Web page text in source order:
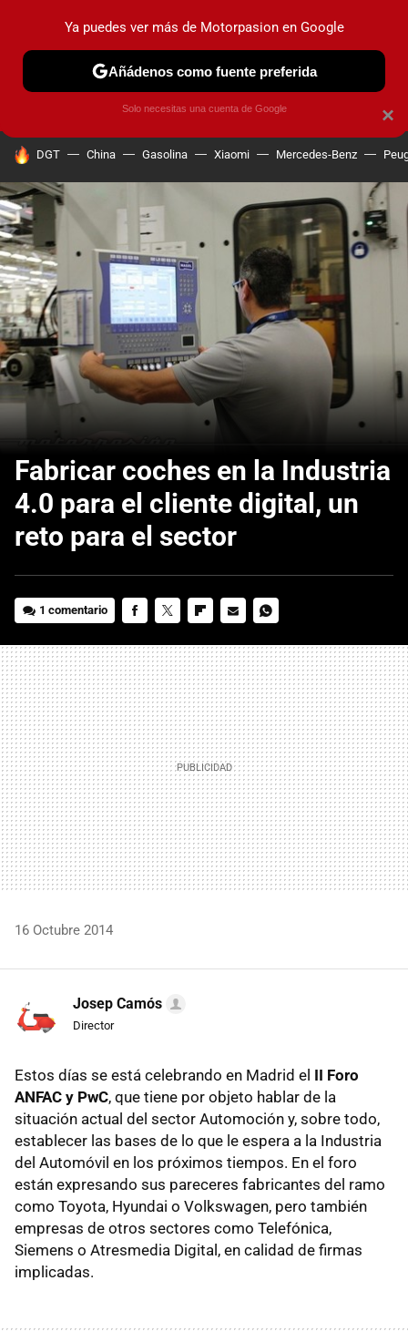
PRUEBAS COCHES ELÉCTRICOS OBSERVATORIO
HOY SE HABLA DE
DGT China Gasolina Xiaomi Mercedes-Benz
Fabricar coches en la Industria
4.0 para el cliente digital, un
reto para el sector
1 comentario
MAIL
16 Octubre 2014
Josep Camós
Director
Estos días se está celebrando en Madrid el II Foro
ANFAC y PwC, que tiene por objeto hablar de la
situación actual del sector Automoción y, sobre todo,
establecer las bases de lo que le espera a la Industria
del Automóvil en los próximos tiempos. En el foro
están expresando sus pareceres fabricantes del ramo
como Toyota, Hyundai o Volkswagen, pero también
empresas de otros sectores como Telefónica,
Siemens o Atresmedia Digital, en calidad de firmas
implicadas.
×
Ya puedes ver más de Motorpasion en Google
Añádenos como fuente preferida
Solo necesitas una cuenta de Google